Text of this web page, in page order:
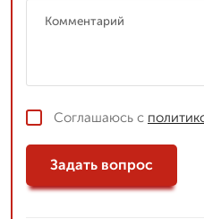
Соглашаюсь с
Задать вопрос